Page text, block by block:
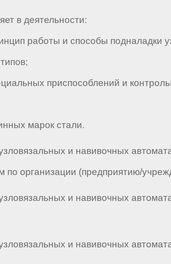
в деятельности:
работы и способы подналадки
приспособлений и
марок стали.
и навивочных
по организации (предприятию/
и навивочных
и навивочных